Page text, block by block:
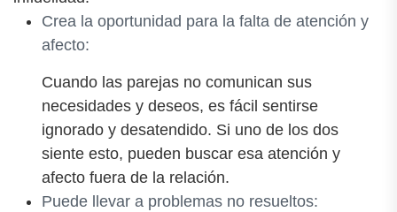
Crea la oportunidad para la falta de atención y
afecto:
Cuando las parejas no comunican sus
necesidades y deseos, es fácil sentirse
ignorado y desatendido. Si uno de los dos
siente esto, pueden buscar esa atención y
afecto fuera de la relación.
Puede llevar a problemas no resueltos: